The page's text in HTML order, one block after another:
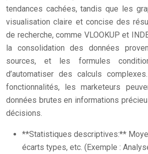
tendances cachées, tandis que les
visualisation claire et concise des
de recherche, comme VLOOKUP et
la consolidation des données
sources, et les formules
d’automatiser des calculs
fonctionnalités, les marketeurs
données brutes en informations
décisions.
**Statistiques descriptives:**
écarts types, etc. (Exemple :